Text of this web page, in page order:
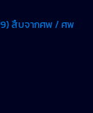
สืบจากศพ / ศพ